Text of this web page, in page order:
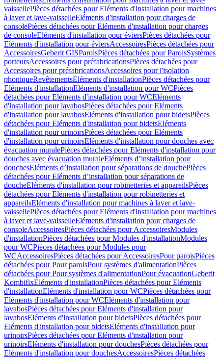
vaissellePièces détachées pour Eléments d'installation pour machines
à laver et lave-vaisselleEléments d'installation pour charges de
consolePièces détachées pour Eléments d'installation pour charges
de consoleEléments d'installation pour éviersPièces détachées pour
Eléments d'installation pour éviersAccessoiresPièces détachées pour
AccessoiresGeberit GISParoisPièces détachées pour ParoisSystèmes
porteursAccessoires pour préfabricationsPièces détachées pour
Accessoires pour préfabricationsAccessoires pour l'isolation
phoniqueRevêtementsEléments d'installationPièces détachées pour
Eléments d'installationEléments d'installation pour WCPièces
détachées pour Eléments d'installation pour WCEléments
d'installation pour lavabosPièces détachées pour Eléments
d'installation pour lavabosEléments d'installation pour bidetsPièces
détachées pour Eléments d'installation pour bidetsEléments
d'installation pour urinoirsPièces détachées pour Eléments
d'installation pour urinoirsEléments d'installation pour douches avec
évacuation muralePièces détachées pour Eléments d'installation pour
douches avec évacuation muraleEléments d’installation pour
douchesEléments d’installation pour séparations de douchePièces
détachées pour Eléments d’installation pour séparations de
doucheEléments d'installation pour robinetteries et appareilsPièces
détachées pour Eléments d'installation pour robinetteries et
appareilsEléments d'installation pour machines à laver et lave-
vaissellePièces détachées pour Eléments d'installation pour machines
à laver et lave-vaisselleEléments d'installation pour charges de
consoleAccessoiresPièces détachées pour AccessoiresModules
d'installationPièces détachées pour Modules d'installationModules
pour WCPièces détachées pour Modules pour
WCAccessoiresPièces détachées pour AccessoiresPour paroisPièces
détachées pour Pour paroisPour systèmes d'alimentationPièces
détachées pour Pour systèmes d'alimentationPour évacuationGeberit
KombifixEléments d'installationPièces détachées pour Eléments
d'installationEléments d'installation pour WCPièces détachées pour
Eléments d'installation pour WCEléments d'installation pour
lavabosPièces détachées pour Eléments d'installation pour
lavabosEléments d'installation pour bidetsPièces détachées pour
Eléments d'installation pour bidetsEléments d'installation pour
urinoirsPièces détachées pour Eléments d'installation pour
urinoirsEléments d'installation pour douchesPièces détachées pour
Eléments d'installation pour douchesAccessoiresPièces détachées